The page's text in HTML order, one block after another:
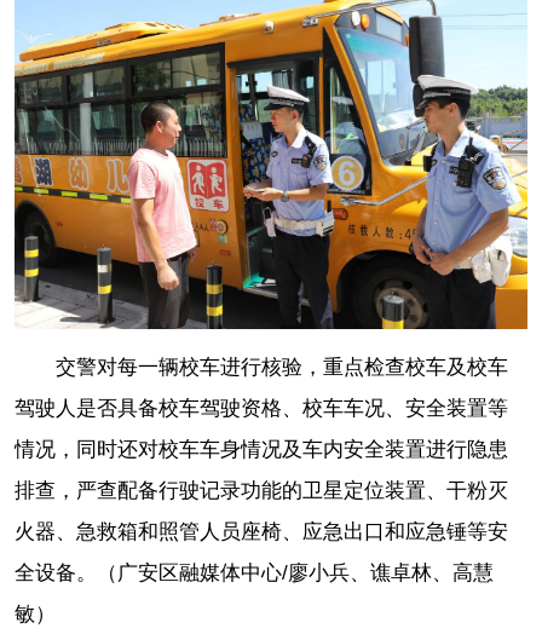
交警对每一辆校车进行核验，重点检查校车及校车
驾驶人是否具备校车驾驶资格、校车车况、安全装置等
情况，同时还对校车车身情况及车内安全装置进行隐患
排查，严查配备行驶记录功能的卫星定位装置、干粉灭
火器、急救箱和照管人员座椅、应急出口和应急锤等安
全设备。（广安区融媒体中心/廖小兵、谯卓林、高慧
敏）